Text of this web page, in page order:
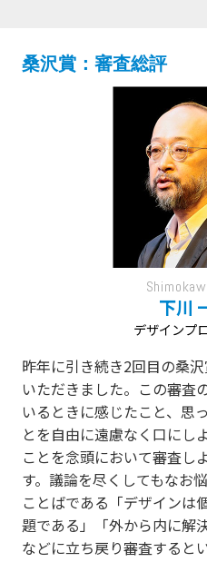
桑沢賞：審査総評
下川
デザインプ
昨年に引き続き2回目の桑
いただきました。この審査
いるときに感じたこと、思
とを自由に遠慮なく口にし
ことを念頭において審査し
す。議論を尽くしてもなお
ことばである「デザインは
題である」「外から内に解
などに立ち戻り審査すると